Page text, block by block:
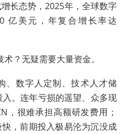
长态势，2025年，全球数字
亿美元，年复合增长率达
？无疑需要大量资金。
、数字人定制、技术人才储
。连年亏损的遥望、众多现
，很难承担高额研发费用；
，前期投入极易沦为沉没成